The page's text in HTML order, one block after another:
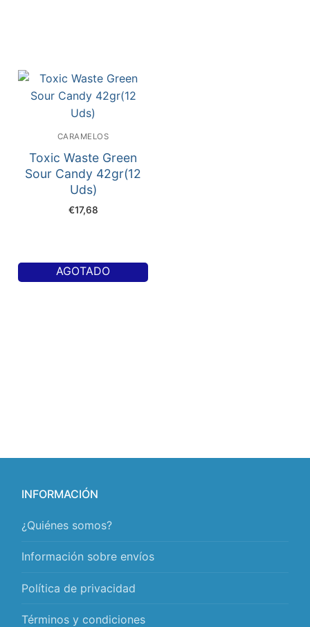
CARAMELOS
Toxic Waste Green
Sour Candy 42gr(12
Uds)
€17,68
AGOTADO
INFORMACIÓN
¿Quiénes somos?
Información sobre envíos
Política de privacidad
Términos y condiciones